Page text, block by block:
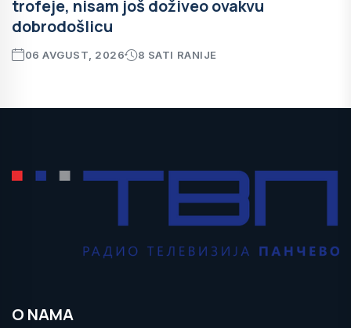
trofeje, nisam još doživeo ovakvu
dobrodošlicu
06 AVGUST, 2026 8 SATI RANIJE
O NAMA